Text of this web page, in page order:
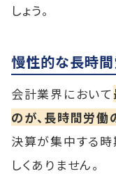
しょう。
慢性的な長時
会計業界において
のが、長時間労働
決算が集中する
しくありません。